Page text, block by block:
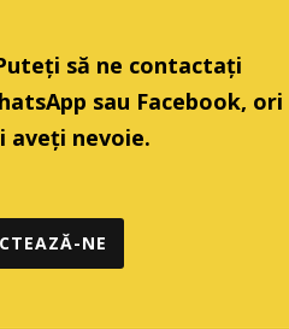
să ne contactați
sau Facebook, ori
aveți nevoie.
NE